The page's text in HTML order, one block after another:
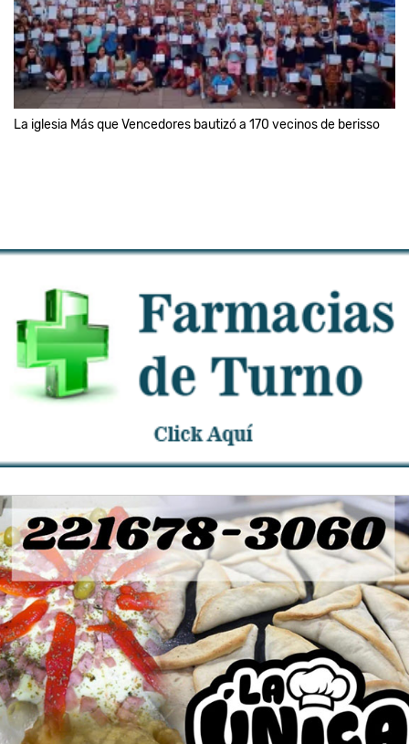
La iglesia Más que Vencedores bautizó a 170 vecinos de berisso